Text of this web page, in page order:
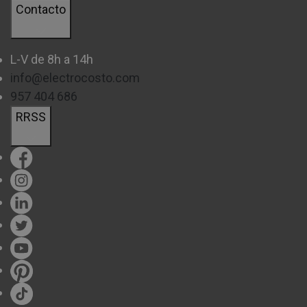
Lalicuadora
ayudará a licuar frutas y hortalizas con la que
obtendrás una bebida suave y sin grumos, llena de
Contacto
L-V de 8h a 14h
info@electrocosto.com
957 404 686
RRSS